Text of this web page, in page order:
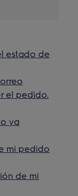
estado de
el pedido.
ya
mi pedido
de mi